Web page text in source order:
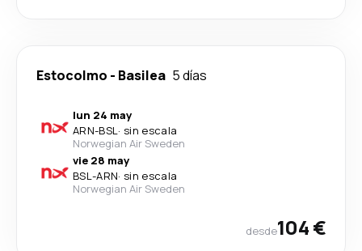
Estocolmo - Basilea 5 días
lun 24 may
ARN-BSL· sin escala
Norwegian Air Sweden
vie 28 may
BSL-ARN· sin escala
Norwegian Air Sweden
desde104 €